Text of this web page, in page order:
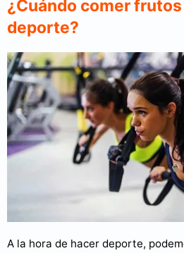
¿Cuándo comer
deporte?
A la hora de hacer deporte,